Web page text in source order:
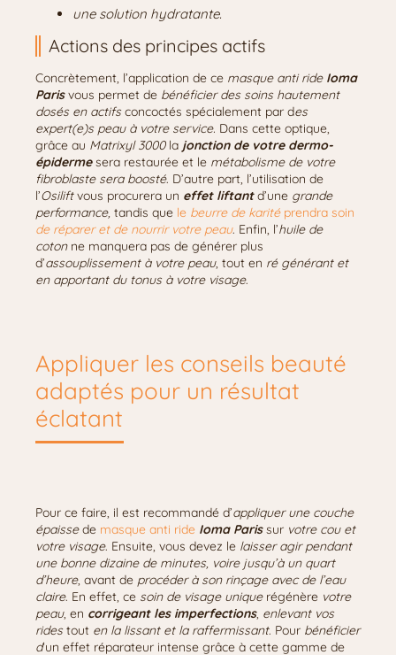
une solution hydratante.
Actions des principes actifs
Concrètement, l’application de ce masque anti ride Ioma
Parisvous permet de bénéficier des soins hautement
dosés en actifsconcoctés spécialement par des
expert(e)s peau à votre service. Dans cette optique,
grâce au Matrixyl 3000la jonction de votre dermo-
épidermesera restaurée et le métabolisme de votre
fibroblaste sera boosté. D’autre part, l’utilisation de
l’Osiliftvous procurera un effet liftantd’une grande
performance, tandis que le beurre de karité prendra soin
de réparer et de nourrir votre peau. Enfin, l’huile de
coton ne manquera pas de générer plus
d’assouplissement à votre peau, tout en ré générant et
en apportant du tonus à votre visage.
Appliquer les conseils beauté
adaptés pour un résultat
éclatant
Pour ce faire, il est recommandé d’appliquer une couche
épaissede masque anti ride Ioma Parissur votre cou et
votre visage. Ensuite, vous devez le laisser agir pendant
une bonne dizaine de minutes, voire jusqu’à un quart
d’heure, avant de procéder à son rinçage avec de l’eau
claire. En effet, ce soin de visage uniquerégénère votre
peau, en corrigeant les imperfections, enlevant vos
ridestout en la lissant et la raffermissant. Pour bénéficier
d‘un effet réparateur intense grâce à cette gamme de